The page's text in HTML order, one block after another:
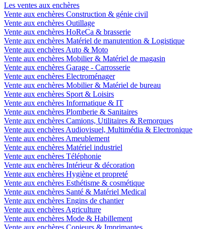
Les ventes aux enchères
Vente aux enchères Construction & génie civil
Vente aux enchères Outillage
Vente aux enchères HoReCa & brasserie
Vente aux enchères Matériel de manutention & Logistique
Vente aux enchères Auto & Moto
Vente aux enchères Mobilier & Matériel de magasin
Vente aux enchères Garage - Carrosserie
Vente aux enchères Electroménager
Vente aux enchères Mobilier & Matériel de bureau
Vente aux enchères Sport & Loisirs
Vente aux enchères Informatique & IT
Vente aux enchères Plomberie & Sanitaires
Vente aux enchères Camions, Utilitaires & Remorques
Vente aux enchères Audiovisuel, Multimédia & Electronique
Vente aux enchères Ameublement
Vente aux enchères Matériel industriel
Vente aux enchères Téléphonie
Vente aux enchères Intérieur & décoration
Vente aux enchères Hygiène et propreté
Vente aux enchères Esthétisme & cosmétique
Vente aux enchères Santé & Matériel Medical
Vente aux enchères Engins de chantier
Vente aux enchères Agriculture
Vente aux enchères Mode & Habillement
Vente aux enchères Copieurs & Imprimantes